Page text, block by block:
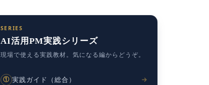
SERIES
AI活用PM実践シリーズ
現場で使える実践教材。気になる編からどうぞ。
① 実践ガイド（総合）